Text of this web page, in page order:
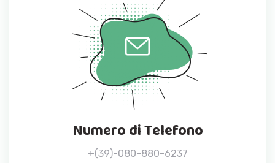
Numero di Telefono
+(39)-080-880-6237